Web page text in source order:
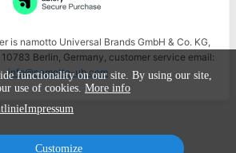
is namotto Universal Brands GmbH & Co. KG,
Berlin, Germany, customer service email:
info@namotto-ub.com
functionality on our site. By using our site,
use of cookies. More info
Impressum
Customize